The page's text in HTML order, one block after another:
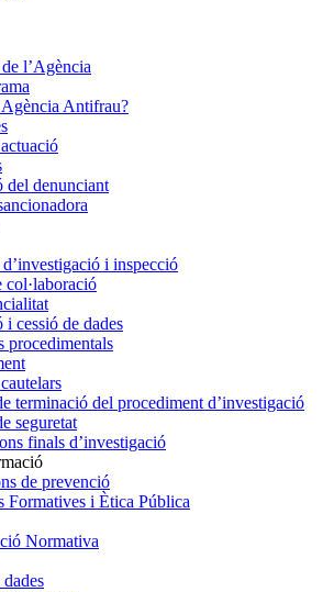
l’Agència
Antifrau?
del denunciant
d’investigació i inspecció
col·laboració
i cessió de dades
procedimentals
terminació del procediment d’investigació
seguretat
finals d’investigació
de prevenció
Formatives i Ètica Pública
Normativa
dades